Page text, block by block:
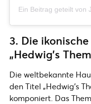
Ein Beitrag geteilt von
3. Die
„Hedwig’s
Die weltbekannte
den Titel „Hedwig’s
komponiert. Das